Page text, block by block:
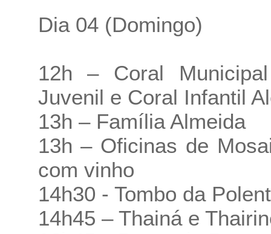
Dia 04 (Domingo)
12h – Coral
Juvenil e Coral Infantil
13h – Família Almeida
13h – Oficinas de
com vinho
14h30 - Tombo da
14h45 – Thainá e